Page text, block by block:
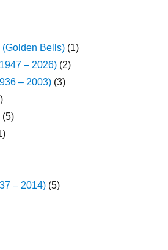
Bells) (1)
– 2026) (2)
– 2003) (3)
(5)
– 2014) (5)